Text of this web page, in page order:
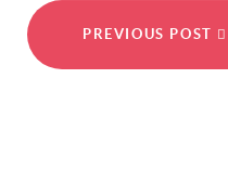
PREVIOUS POST